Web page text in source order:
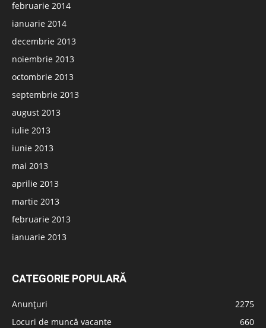
februarie 2014
ianuarie 2014
decembrie 2013
noiembrie 2013
octombrie 2013
septembrie 2013
august 2013
iulie 2013
iunie 2013
mai 2013
aprilie 2013
martie 2013
februarie 2013
ianuarie 2013
CATEGORIE POPULARĂ
Anunțuri
2275
Locuri de muncă vacante
660